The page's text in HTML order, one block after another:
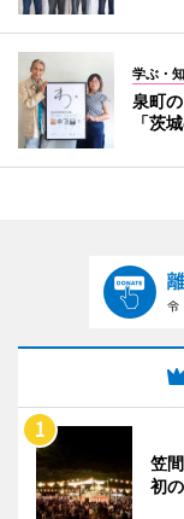
学ぶ・
泉町
「茨
笠
初